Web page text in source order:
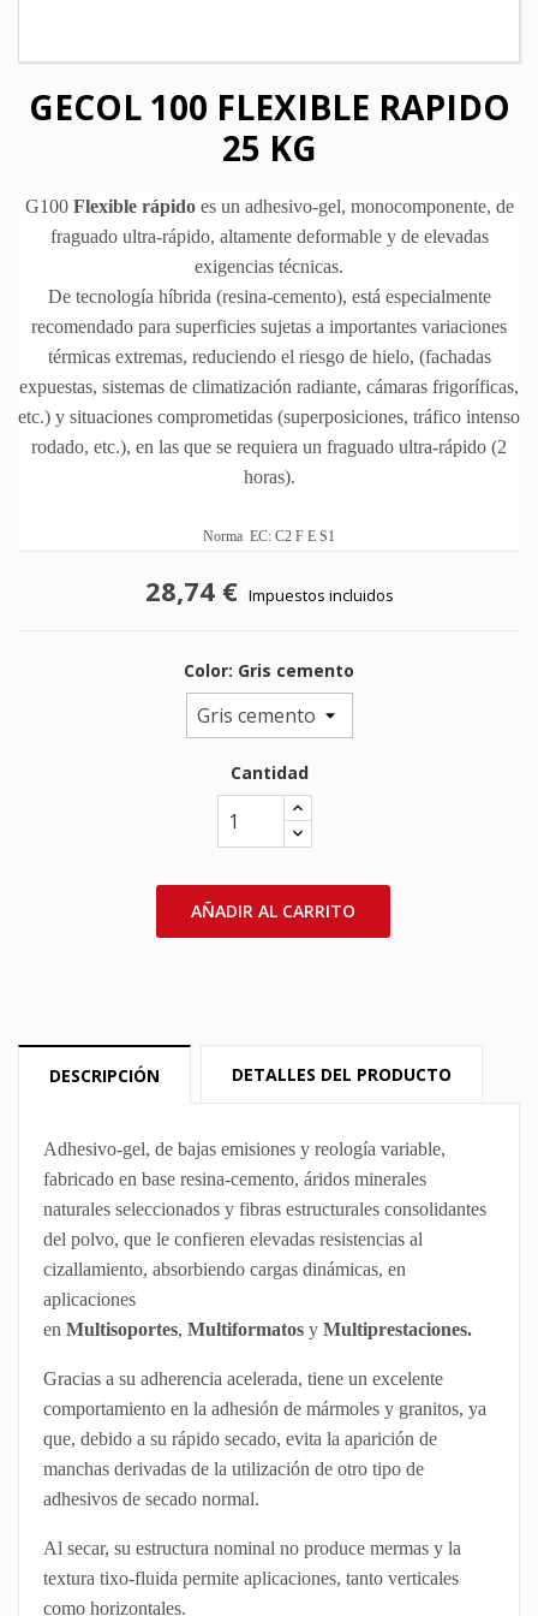
GECOL 100 FLEXIBLE RAPIDO
25 KG
G100Flexible rápido es un adhesivo-gel, monocomponente, de
fraguado ultra-rápido, altamente deformable y de elevadas
exigencias técnicas.
De tecnología híbrida (resina-cemento), está especialmente
recomendado para superficies sujetas a importantes variaciones
térmicas extremas, reduciendo el riesgo de hielo, (fachadas
expuestas, sistemas de climatización radiante, cámaras frigoríficas,
etc.) y situaciones comprometidas (superposiciones, tráfico intenso
rodado, etc.), en las que se requiera un fraguado ultra-rápido (2
horas).
Norma EC: C2 F E S1
28,74 € Impuestos incluidos
Color: Gris cemento
Cantidad
AÑADIR AL CARRITO
DESCRIPCIÓN DETALLES DEL PRODUCTO
Adhesivo-gel, de bajas emisiones y reología variable,
fabricado en base resina-cemento, áridos minerales
naturales seleccionados y fibras estructurales consolidantes
del polvo, que le confieren elevadas resistencias al
cizallamiento, absorbiendo cargas dinámicas, en
aplicaciones
en Multisoportes, Multiformatos y Multiprestaciones.
Gracias a su adherencia acelerada, tiene un excelente
comportamiento en la adhesión de mármoles y granitos, ya
que, debido a su rápido secado, evita la aparición de
manchas derivadas de la utilización de otro tipo de
adhesivos de secado normal.
Al secar, su estructura nominal no produce mermas y la
textura tixo-fluida permite aplicaciones, tanto verticales
como horizontales.